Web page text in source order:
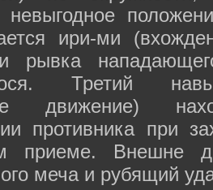
невыгодное
ири-ми
рывка
Третий
движение)
противника при
приеме. Внешне
меча и рубящий